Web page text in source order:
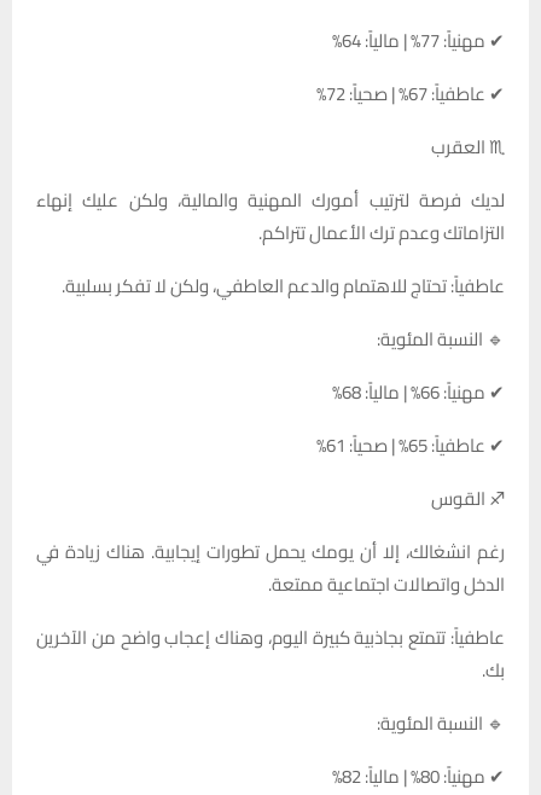
✔ مهنياً: 77% | مالياً: 64%
✔ عاطفياً: 67% | صحياً: 72%
♏ العقرب
لديك فرصة لترتيب أمورك المهنية والمالية، ولكن عليك إنهاء
التزاماتك وعدم ترك الأعمال تتراكم.
عاطفياً: تحتاج للاهتمام والدعم العاطفي، ولكن لا تفكر بسلبية.
🔹 النسبة المئوية:
✔ مهنياً: 66% | مالياً: 68%
✔ عاطفياً: 65% | صحياً: 61%
♐ القوس
رغم انشغالك، إلا أن يومك يحمل تطورات إيجابية. هناك زيادة في
الدخل واتصالات اجتماعية ممتعة.
عاطفياً: تتمتع بجاذبية كبيرة اليوم، وهناك إعجاب واضح من الآخرين
بك.
🔹 النسبة المئوية:
✔ مهنياً: 80% | مالياً: 82%